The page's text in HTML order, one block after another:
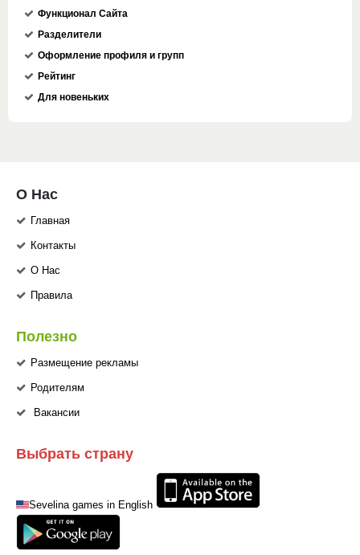
Функционал Сайта
Разделители
Оформление профиля и групп
Рейтинг
Для новеньких
О Нас
Главная
Контакты
О Нас
Правила
Полезно
Размещение рекламы
Родителям
Вакансии
Выбрать страну
Sevelina games in English